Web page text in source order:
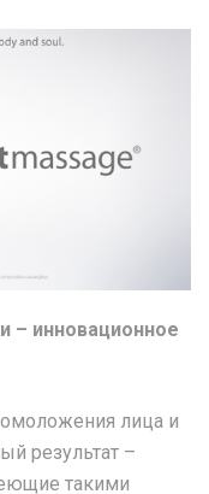
– инновационное
лица и
результат –
такими